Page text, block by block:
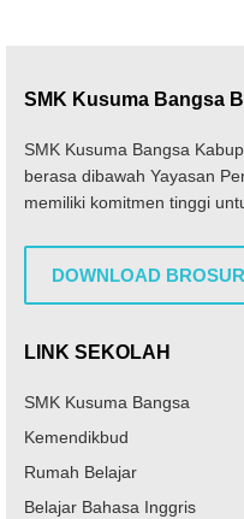
SMK Kusuma Bangsa
SMK Kusuma Bangsa
berasa dibawah Yayasan
memiliki komitmen tinggi
DOWNLOAD BROSUR
LINK SEKOLAH
SMK Kusuma Bangsa
Kemendikbud
Rumah Belajar
Belajar Bahasa Inggris